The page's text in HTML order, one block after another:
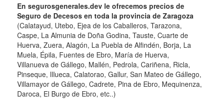
En segurosgenerales.dev le ofrecemos precios de
Seguro de Decesos en toda la provincia de Zaragoza
(Calatayud, Utebo, Ejea de los Caballeros, Tarazona,
Caspe, La Almunia de Doña Godina, Tauste, Cuarte de
Huerva, Zuera, Alagón, La Puebla de Alfindén, Borja, La
Muela, Épila, Fuentes de Ebro, María de Huerva,
Villanueva de Gállego, Mallén, Pedrola, Cariñena, Ricla,
Pinseque, Illueca, Calatorao, Gallur, San Mateo de Gállego,
Villamayor de Gállego, Cadrete, Pina de Ebro, Mequinenza,
Daroca, El Burgo de Ebro, etc..)